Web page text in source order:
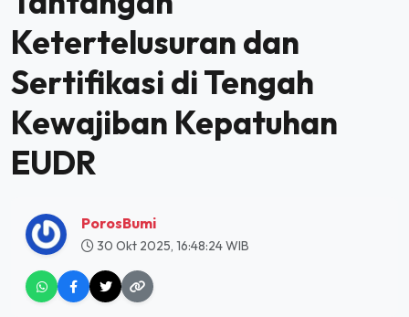
Ketertelusuran dan
Sertifikasi di Tengah
Kewajiban Kepatuhan
EUDR
PorosBumi
30 Okt 2025, 16:48:24 WIB